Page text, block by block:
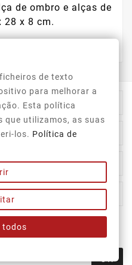
de ombro e alças de
28 x 8 cm.


OK
de texto
para melhorar a
Esta política
que utilizamos, as suas
los. Política de
todos